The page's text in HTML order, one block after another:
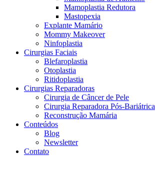
Mamoplastia Redutora
Mastopexia
Explante Mamário
Mommy Makeover
Ninfoplastia
Cirurgias Faciais
Blefaroplastia
Otoplastia
Ritidoplastia
Cirurgias Reparadoras
Cirurgia de Câncer de Pele
Cirurgia Reparadora Pós-Bariátrica
Reconstrução Mamária
Conteúdos
Blog
Newsletter
Contato